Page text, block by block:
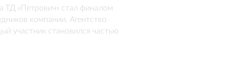
ТД «Петрович» стал финалом
компании. Агентство
участник становился частью
облака»